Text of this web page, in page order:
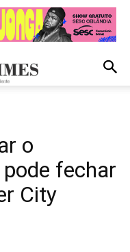
o
fechar
City